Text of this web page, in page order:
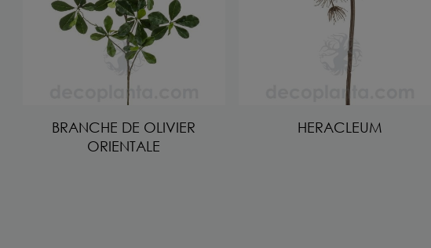
BRANCHE DE OLIVIER
ORIENTALE
HERACLEUM